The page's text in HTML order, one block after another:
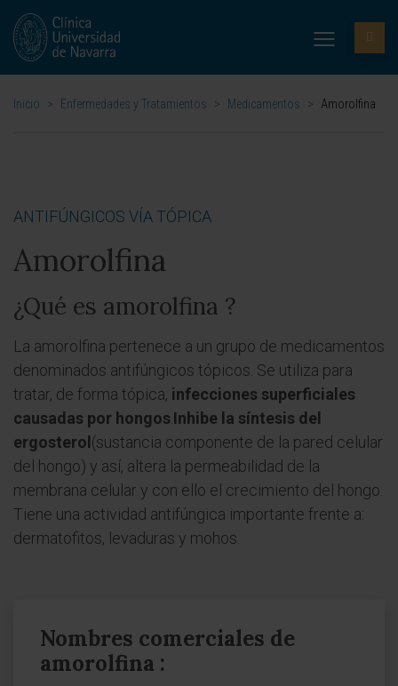
Inicio > Enfermedades y Tratamientos > Medicamentos > Amorolfina
ANTIFÚNGICOS VÍA TÓPICA
Amorolfina
¿Qué es amorolfina ?
La amorolfina pertenece a un grupo de medicamentos
denominados antifúngicos tópicos. Se utiliza para
tratar, de forma tópica, infecciones superficiales
causadas por hongos Inhibe la síntesis del
ergosterol (sustancia componente de la pared celular
del hongo) y así, altera la permeabilidad de la
membrana celular y con ello el crecimiento del hongo.
Tiene una actividad antifúngica importante frente a:
dermatofitos, levaduras y mohos.
Nombres comerciales de
amorolfina :